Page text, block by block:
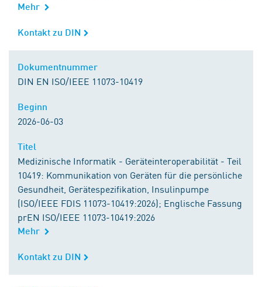
Mehr
Kontakt zu DIN
Kontakt zu DIN
Dokumentnummer
DIN EN ISO/IEEE 11073-10419
Beginn
2026-06-03
Titel
Medizinische Informatik - Geräteinteroperabilität - Teil
10419: Kommunikation von Geräten für die persönliche
Gesundheit, Gerätespezifikation, Insulinpumpe
(ISO/IEEE FDIS 11073-10419:2026); Englische Fassung
prEN ISO/IEEE 11073-10419:2026
Mehr
Kontakt zu DIN
Kontakt zu DIN